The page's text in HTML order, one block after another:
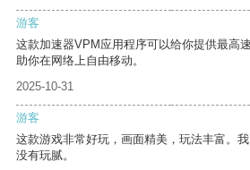
游客
这款加速器VPM应用程序可以给你提供最高
助你在网络上自由移动。
2025-10-31
游客
这款游戏非常好玩，画面精美，玩法丰富。
没有玩腻。